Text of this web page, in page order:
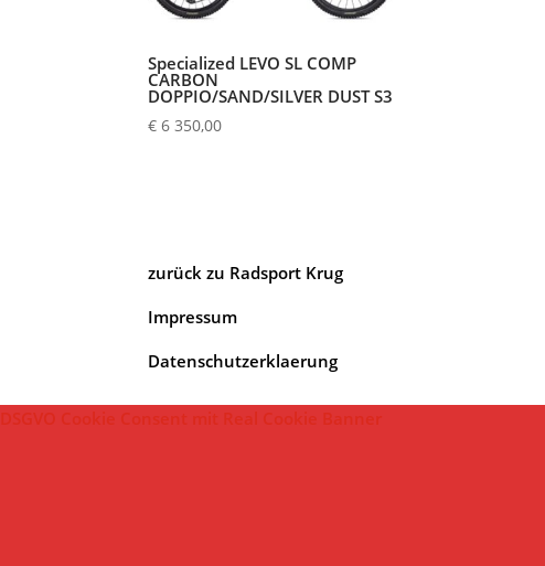
Specialized LEVO SL COMP
CARBON
DOPPIO/SAND/SILVER DUST S3
€ 6 350,00
zurück zu Radsport Krug
Impressum
Datenschutzerklaerung
DSGVO Cookie Consent mit Real Cookie Banner